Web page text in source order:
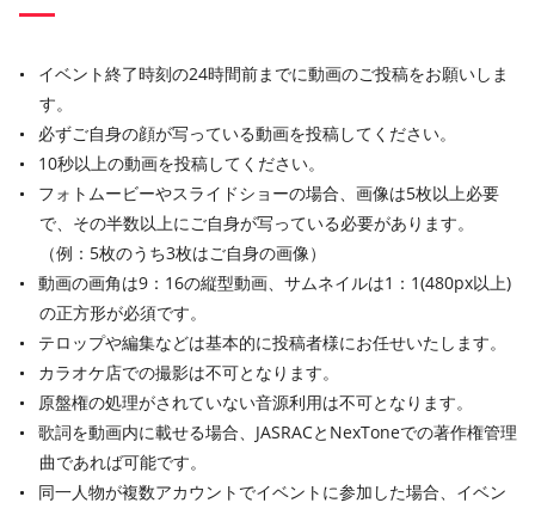
イベント終了時刻の24時間前までに動画のご投稿をお願いしま
す。
必ずご自身の顔が写っている動画を投稿してください。
10秒以上の動画を投稿してください。
フォトムービーやスライドショーの場合、画像は5枚以上必要
で、その半数以上にご自身が写っている必要があります。
（例：5枚のうち3枚はご自身の画像）
動画の画角は9：16の縦型動画、サムネイルは1：1(480px以上)
の正方形が必須です。
テロップや編集などは基本的に投稿者様にお任せいたします。
カラオケ店での撮影は不可となります。
原盤権の処理がされていない音源利用は不可となります。
歌詞を動画内に載せる場合、JASRACとNexToneでの著作権管理
曲であれば可能です。
同一人物が複数アカウントでイベントに参加した場合、イベン